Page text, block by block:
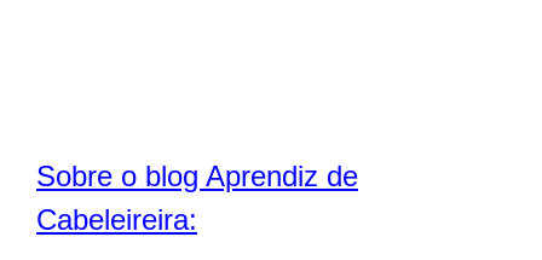
Sobre o blog Aprendiz de
Cabeleireira: